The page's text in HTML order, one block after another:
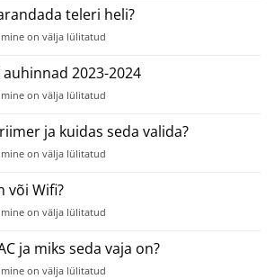
teleri heli?
on välja lülitatud
auhinnad 2023-2024
on välja lülitatud
ja kuidas seda valida?
on välja lülitatud
või Wifi?
on välja lülitatud
ja miks seda vaja on?
on välja lülitatud